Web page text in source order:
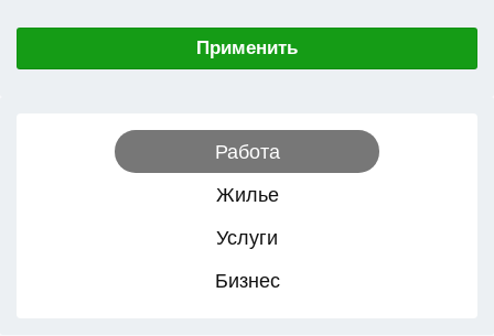
Применить
Работа
Жилье
Услуги
Бизнес